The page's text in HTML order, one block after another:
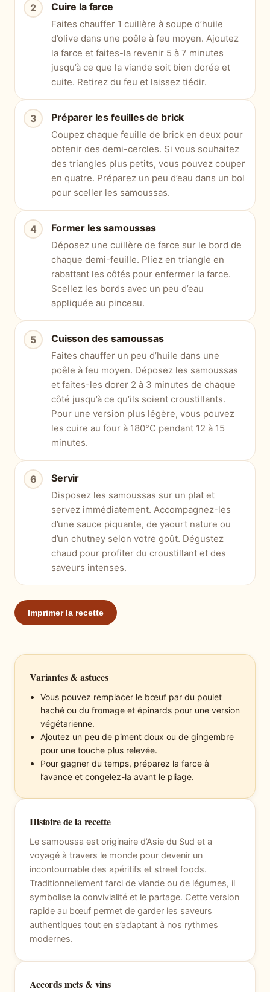
Cuire la farce
Faites chauffer 1 cuillère à soupe d’huile
d’olive dans une poêle à feu moyen. Ajoutez
la farce et faites-la revenir 5 à 7 minutes
jusqu’à ce que la viande soit bien dorée et
cuite. Retirez du feu et laissez tiédir.
Préparer les feuilles de brick
Coupez chaque feuille de brick en deux pour
obtenir des demi-cercles. Si vous souhaitez
des triangles plus petits, vous pouvez couper
en quatre. Préparez un peu d’eau dans un bol
pour sceller les samoussas.
Former les samoussas
Déposez une cuillère de farce sur le bord de
chaque demi-feuille. Pliez en triangle en
rabattant les côtés pour enfermer la farce.
Scellez les bords avec un peu d’eau
appliquée au pinceau.
Cuisson des samoussas
Faites chauffer un peu d’huile dans une
poêle à feu moyen. Déposez les samoussas
et faites-les dorer 2 à 3 minutes de chaque
côté jusqu’à ce qu’ils soient croustillants.
Pour une version plus légère, vous pouvez
les cuire au four à 180°C pendant 12 à 15
minutes.
Servir
Disposez les samoussas sur un plat et
servez immédiatement. Accompagnez-les
d’une sauce piquante, de yaourt nature ou
d’un chutney selon votre goût. Dégustez
chaud pour profiter du croustillant et des
saveurs intenses.
Imprimer la recette
Variantes & astuces
Vous pouvez remplacer le bœuf par du poulet
haché ou du fromage et épinards pour une version
végétarienne.
Ajoutez un peu de piment doux ou de gingembre
pour une touche plus relevée.
Pour gagner du temps, préparez la farce à
l’avance et congelez-la avant le pliage.
Histoire de la recette
Le samoussa est originaire d’Asie du Sud et a
voyagé à travers le monde pour devenir un
incontournable des apéritifs et street foods.
Traditionnellement farci de viande ou de légumes, il
symbolise la convivialité et le partage. Cette version
rapide au bœuf permet de garder les saveurs
authentiques tout en s’adaptant à nos rythmes
modernes.
Accords mets & vins